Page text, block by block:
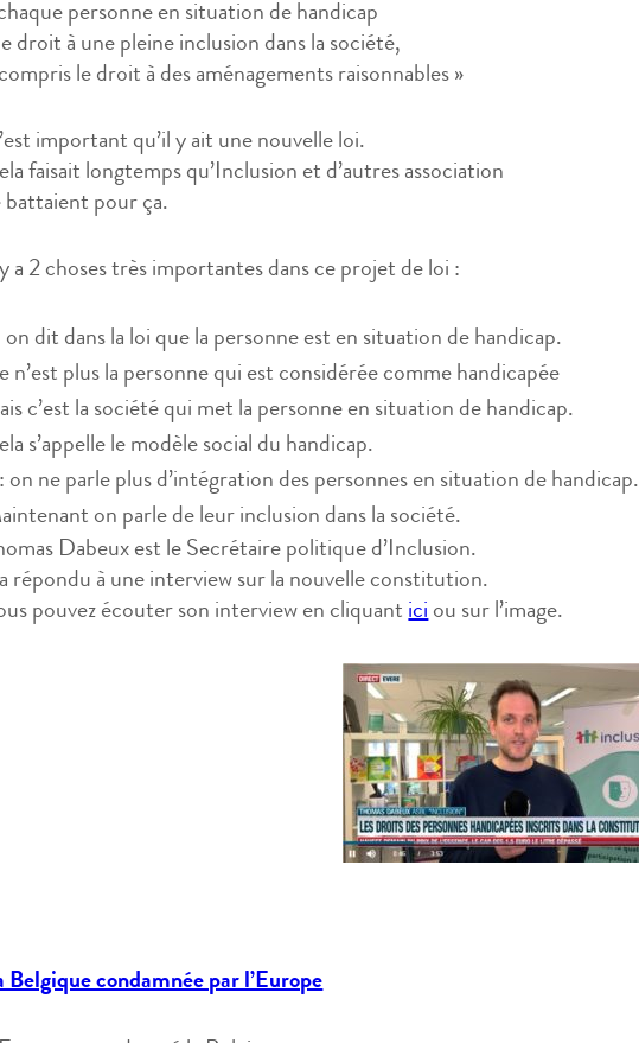
personne en situation de handicap
droit à une pleine inclusion dans la société,
le droit à des aménagements raisonnables »
important qu’il y ait une nouvelle loi.
faisait longtemps qu’Inclusion et d’autres association
battaient pour ça.
a 2 choses très importantes dans ce projet de loi :
on dit dans la loi que la personne est en situation de handicap.
n’est plus la personne qui est considérée comme handicapée
c’est la société qui met la personne en situation de handicap.
s’appelle le modèle social du handicap.
on ne parle plus d’intégration des personnes en situation de handicap.
on parle de leur inclusion dans la société.
Dabeux est le Secrétaire politique d’Inclusion.
répondu à une interview sur la nouvelle constitution.
pouvez écouter son interview en cliquant ici ou sur l’image.
Belgique condamnée par l’Europe